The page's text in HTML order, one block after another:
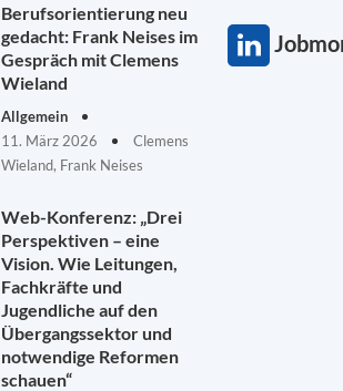
Berufsorientierung neu
gedacht: Frank Neises im
Gespräch mit Clemens
Wieland
Allgemein
11. März 2026
Clemens
Wieland, Frank Neises
Web-Konferenz: „Drei
Perspektiven – eine
Vision. Wie Leitungen,
Fachkräfte und
Jugendliche auf den
Übergangssektor und
notwendige Reformen
schauen“